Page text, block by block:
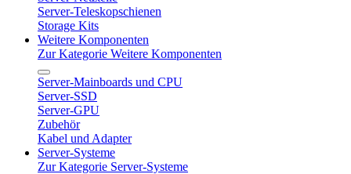
Server-Teleskopschienen
Storage Kits
Weitere Komponenten
Zur Kategorie Weitere Komponenten
Server-Mainboards und CPU
Server-SSD
Server-GPU
Zubehör
Kabel und Adapter
Server-Systeme
Zur Kategorie Server-Systeme